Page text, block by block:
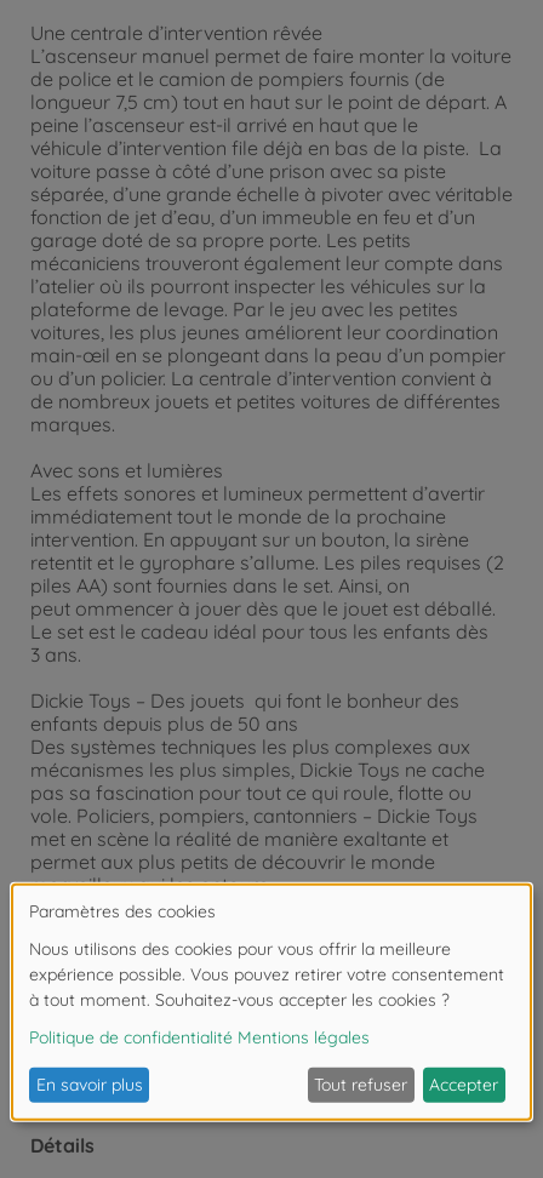
Une centrale d’intervention rêvée
L’ascenseur manuel permet de faire monter la voiture
de police et le camion de pompiers fournis (de
longueur 7,5 cm) tout en haut sur le point de départ. A
peine l’ascenseur est-il arrivé en haut que le
véhicule d’intervention file déjà en bas de la piste. La
voiture passe à côté d’une prison avec sa piste
séparée, d’une grande échelle à pivoter avec véritable
fonction de jet d’eau, d’un immeuble en feu et d’un
garage doté de sa propre porte. Les petits
mécaniciens trouveront également leur compte dans
l’atelier où ils pourront inspecter les véhicules sur la
plateforme de levage. Par le jeu avec les petites
voitures, les plus jeunes améliorent leur coordination
main-œil en se plongeant dans la peau d’un pompier
ou d’un policier. La centrale d’intervention convient à
de nombreux jouets et petites voitures de différentes
marques.
Avec sons et lumières
Les effets sonores et lumineux permettent d’avertir
immédiatement tout le monde de la prochaine
intervention. En appuyant sur un bouton, la sirène
retentit et le gyrophare s’allume. Les piles requises (2
piles AA) sont fournies dans le set. Ainsi, on
peut ommencer à jouer dès que le jouet est déballé.
Le set est le cadeau idéal pour tous les enfants dès
3 ans.
Dickie Toys – Des jouets qui font le bonheur des
enfants depuis plus de 50 ans
Des systèmes techniques les plus complexes aux
mécanismes les plus simples, Dickie Toys ne cache
pas sa fascination pour tout ce qui roule, flotte ou
vole. Policiers, pompiers, cantonniers – Dickie Toys
met en scène la réalité de manière exaltante et
permet aux plus petits de découvrir le monde
merveilleux qui les entoure.
moins de 3 ans. Risque d'asphyxie lié à la
présence de pièces de petite taille.
Détails